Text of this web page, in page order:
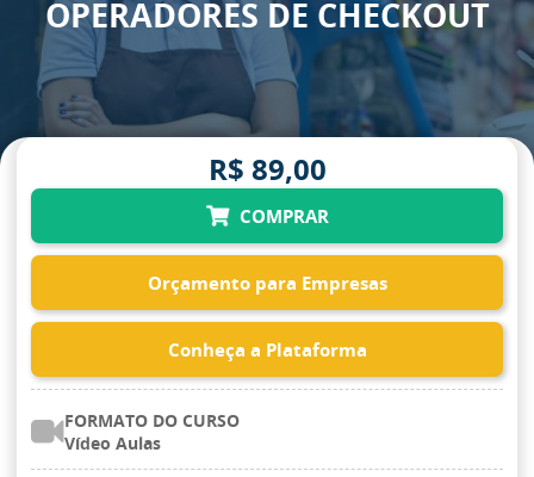
OPERADORES DE CHECKOUT
R$ 89,00
COMPRAR
Orçamento para Empresas
Conheça a Plataforma
FORMATO DO CURSO
Vídeo Aulas